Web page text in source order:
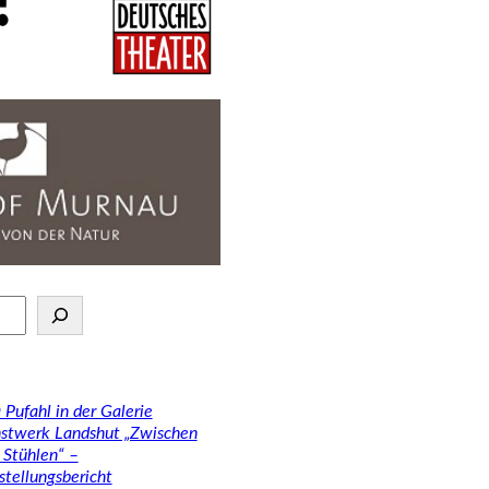
Pufahl in der Galerie
Landshut „Zwischen
–